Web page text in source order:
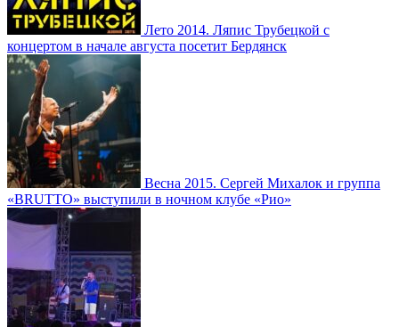
Лето 2014. Ляпис Трубецкой с
концертом в начале августа посетит Бердянск
Весна 2015. Сергей Михалок и группа
«BRUTTO» выступили в ночном клубе «Рио»